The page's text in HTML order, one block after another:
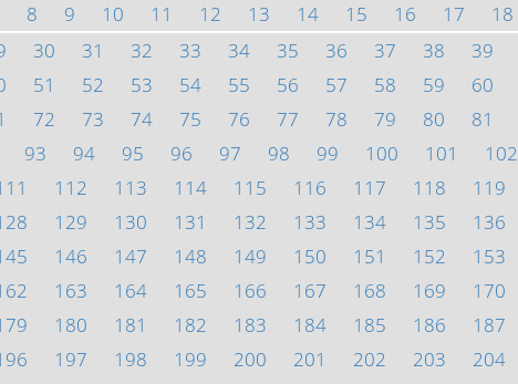
8 9 10 11 12 13 14 15 16 17 18
30 31 32 33 34 35 36 37 38 39
51 52 53 54 55 56 57 58 59 60
72 73 74 75 76 77 78 79 80 81
93 94 95 96 97 98 99 100 101 102
112 113 114 115 116 117 118 119
129 130 131 132 133 134 135 136
146 147 148 149 150 151 152 153
163 164 165 166 167 168 169 170
180 181 182 183 184 185 186 187
197 198 199 200 201 202 203 204